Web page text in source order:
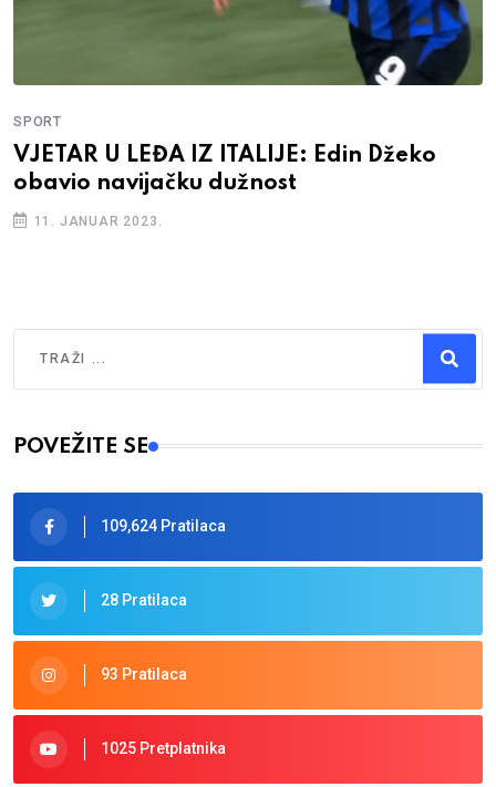
SPORT
VJETAR U LEĐA IZ ITALIJE: Edin Džeko
obavio navijačku dužnost
11. JANUAR 2023.
Type 2 or more characters for results.
POVEŽITE SE
109,624 Pratilaca
28 Pratilaca
93 Pratilaca
1025 Pretplatnika